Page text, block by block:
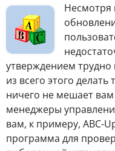
Несмотря
утверждением трудно
из всего этого
ничего не мешает
менеджеры
вам, к примеру, ABC-
программа для